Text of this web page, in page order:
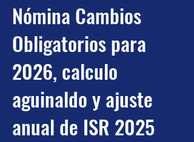
Nómina Cambios
Obligatorios para
2026, calculo
aguinaldo y ajuste
anual de ISR 2025